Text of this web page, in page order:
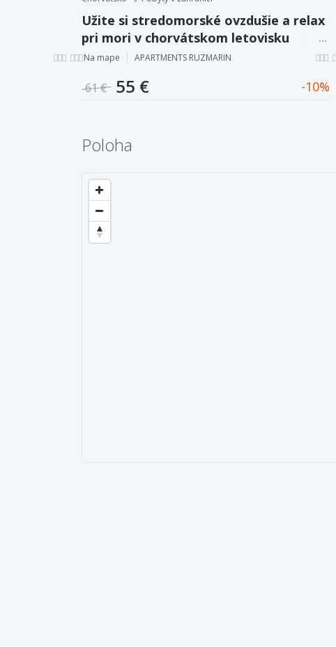
Užite si stredomorské ovzdušie a relax
pri mori v chorvátskom letovisku
Rogoznica. Komfortné a moderné
Na mape APARTMENTS RUZMARIN
61 € 55 € 10
Poloha